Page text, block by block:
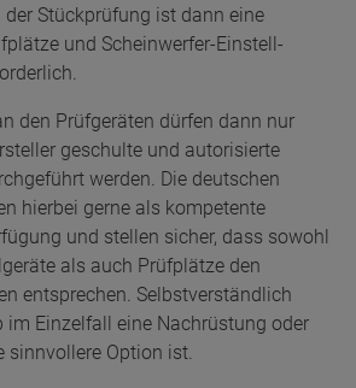
der Stückprüfung ist dann eine
und Scheinwerfer-Einstell-
den Prüfgeräten dürfen dann nur
geschulte und autorisierte
werden. Die deutschen
hierbei gerne als kompetente
und stellen sicher, dass sowohl
als auch Prüfplätze den
entsprechen. Selbstverständlich
im Einzelfall eine Nachrüstung oder
sinnvollere Option ist.